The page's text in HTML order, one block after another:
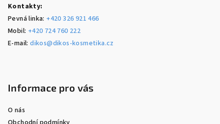
Kontakty:
Pevná linka: +420 326 921 466
Mobil: +420 724 760 222
E-mail:dikos@dikos-kosmetika.cz
Informace pro vás
O nás